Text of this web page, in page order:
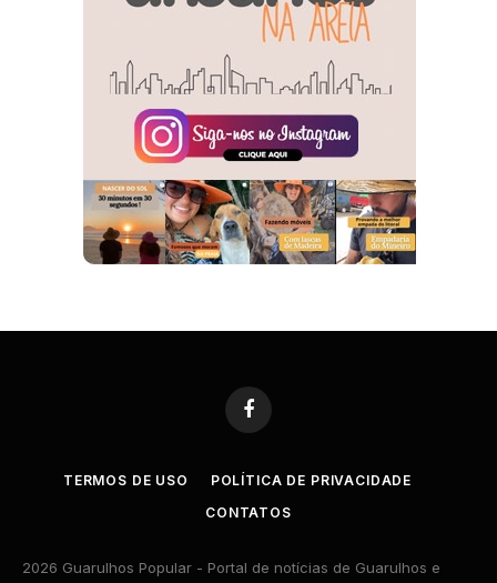
Facebook
TERMOS DE USO
POLÍTICA DE PRIVACIDADE
CONTATOS
2026 Guarulhos Popular - Portal de notícias de Guarulhos e